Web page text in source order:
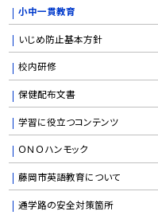
小中一貫教育
いじめ防止基本方針
校内研修
保健配布文書
学習に役立つコンテンツ
ＯＮＯハンモック
藤岡市英語教育について
通学路の安全対策箇所